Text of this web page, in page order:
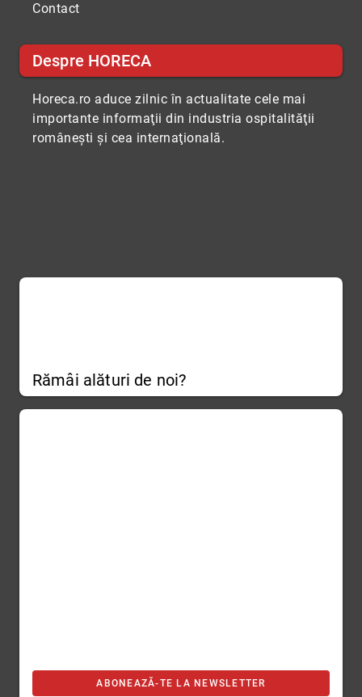
Contact
Despre HORECA
Horeca.ro aduce zilnic în actualitate cele mai
importante informaţii din industria ospitalităţii
româneşti şi cea internaţională.
Rămâi alături de noi?
ABONEAZĂ-TE LA NEWSLETTER